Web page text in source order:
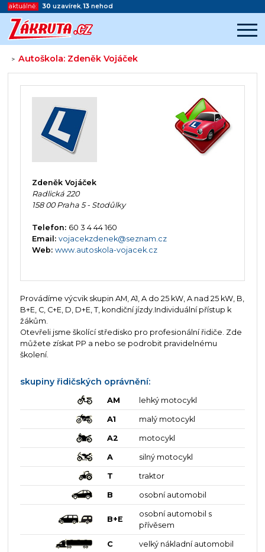
aktuálně: 30 uzavírek,13 nehod
>Autoškola: Zdeněk Vojáček
Začátek reklamy
Konec reklamy
Zdeněk Vojáček
Radlická 220
158 00 Praha 5 - Stodůlky
Telefon: 60 3 4 44 160
Email: vojacekzdenek@seznam.cz
Web: www.autoskola-vojacek.cz
Provádíme výcvik skupin AM, A1, A do 25 kW, A nad 25 kW, B,
B+E, C, C+E, D, D+E, T, kondiční jízdy.Individuální přístup k
žákům.
Otevřeli jsme školící středisko pro profesionální řidiče. Zde
můžete získat PP a nebo se podrobit pravidelnému
školení.
skupiny řidičských oprávnění:
AM lehký motocykl
A1 malý motocykl
A2 motocykl
A silný motocykl
T traktor
B osobní automobil
B+E
osobní automobil s
přívěsem
C velký nákladní automobil